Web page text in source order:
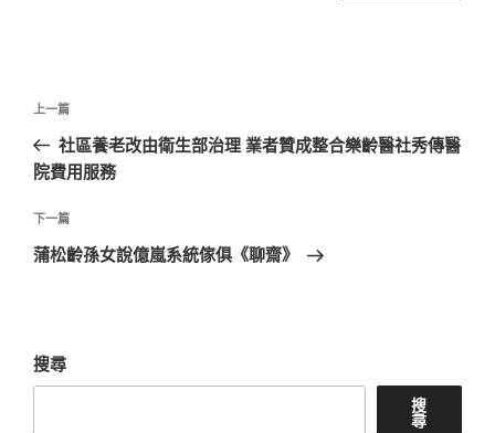
文
導
覽
上
一
篇
章
上一篇
社區養老改由衛生部治理 業者贊成整合樂齡醫社秀傳醫
院費用服務
下
一
下一篇
蒲松齡孫女說億嵐系統傢俱《聊齋》
搜尋
搜
尋